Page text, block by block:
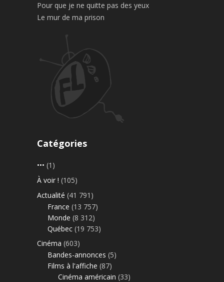
Pour que je ne quitte pas des yeux
Le mur de ma prison
Catégories
••• (1)
À voir ! (105)
Actualité (41 791)
France (13 757)
Monde (8 312)
Québec (19 753)
Cinéma (603)
Bandes-annonces (5)
Films à l'affiche (87)
Cinéma américain (33)